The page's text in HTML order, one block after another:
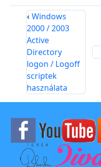
‹ Windows
2000 / 2003
Active
Directory
logon / Logoff
scriptek
használata